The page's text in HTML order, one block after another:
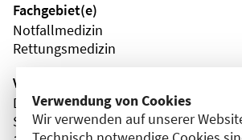
Verwendung von Cookies
Wir verwenden auf unserer
Fachgebiet(e)
Notfallmedizin
Rettungsmedizin
Veranstaltungsort
DRK Klinken Berlin Westend
Spandauer Damm